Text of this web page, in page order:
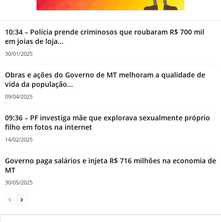
10:34 – Polícia prende criminosos que roubaram R$ 700 mil
em joias de loja...
30/01/2025
Obras e ações do Governo de MT melhoram a qualidade de
vida da população...
09/04/2025
09:36 – PF investiga mãe que explorava sexualmente próprio
filho em fotos na internet
14/02/2025
Governo paga salários e injeta R$ 716 milhões na economia de
MT
30/05/2025